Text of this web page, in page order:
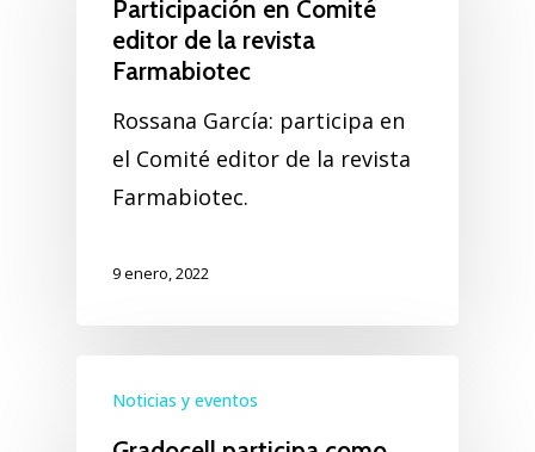
Participación en Comité
editor de la revista
Farmabiotec
Rossana García: participa en
el Comité editor de la revista
Farmabiotec.
9 enero, 2022
Noticias y eventos